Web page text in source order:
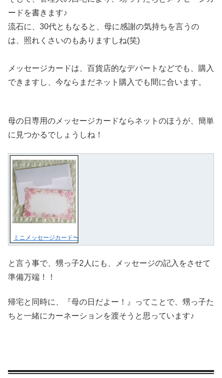
ードを書きます♪
流石に、30代ともなると、母に感謝の気持ちを言うの
は、照れくさいのもありますしね(笑)
メッセージカードは、百貨店的なデパートなどでも、購入
できますし、今ならまだネット購入でも間に合います。
母の日専用のメッセージカードならネットのほうが、簡単
に見つかるでしょうしね！
ミニメッセージカード〜キラキラビスケットカット「ピンクのお花畑」【名
と言う事で、甥っ子2人にも、メッセージの記入をさせて
準備万端！！
帰宅と同時に、『母の日だよー！』ってことで、甥っ子た
ちと一緒にカーネーションを渡そうと思っています♪